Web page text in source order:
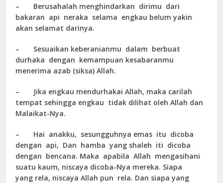
– Berusahalah menghindarkan dirimu dari
bakaran api neraka selama engkau belum yakin
akan selamat darinya.
– Sesuaikan keberanianmu dalam berbuat
durhaka dengan kemampuan kesabaranmu
menerima azab (siksa) Allah.
– Jika engkau mendurhakai Allah, maka carilah
tempat sehingga engkau tidak dilihat oleh Allah dan
Malaikat-Nya.
– Hai anakku, sesungguhnya emas itu dicoba
dengan api, Dan hamba yang shaleh iti dicoba
dengan bencana. Maka apabila Allah mengasihani
suatu kaum, niscaya dicoba-Nya mereka. Siapa
yang rela, niscaya Allah pun rela. Dan siapa yang